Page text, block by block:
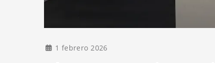
1 febrero 2026